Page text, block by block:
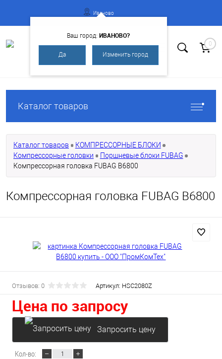
Регистрация
Иваново
Ваш город: ИВАНОВО?
Да Изменить город
0
Каталог товаров
Каталог товаров
КОМПРЕССОРНЫЕ БЛОКИ
Компрессорные головки
Поршневые блоки FUBAG
Компрессорная головка FUBAG B6800
Компрессорная головка FUBAG B6800
Отзывов: 0 Артикул: HSC2080Z
Цена по запросу
Запросить цену
Кол-во: